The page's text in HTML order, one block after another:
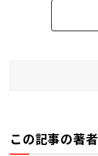
この記事の著者